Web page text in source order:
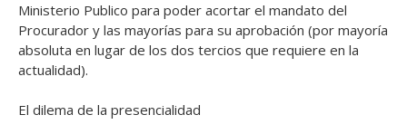
Ministerio Publico para poder acortar el mandato del
Procurador y las mayorías para su aprobación (por mayoría
absoluta en lugar de los dos tercios que requiere en la
actualidad).
El dilema de la presencialidad